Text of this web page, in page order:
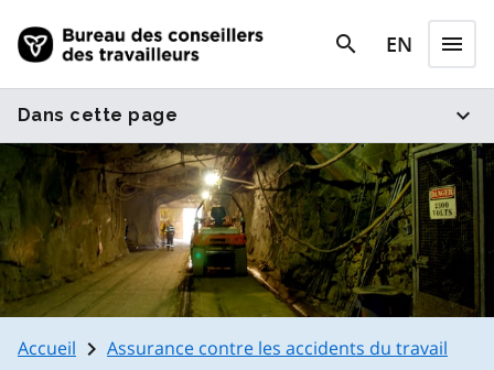
search
search
EN menu
Menu
Accueil navigate_next Assurance contre les accidents du travail
Dans cette page expand_more